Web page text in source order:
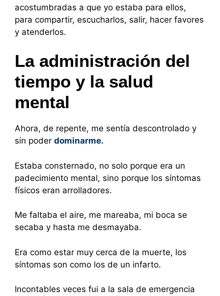
acostumbradas a que yo estaba para ellos,
para compartir, escucharlos, salir, hacer favores
y atenderlos.
La administración del
tiempo y la salud
mental
Ahora, de repente, me sentía descontrolado y
sin poder dominarme.
Estaba consternado, no solo porque era un
padecimiento mental, sino porque los síntomas
físicos eran arrolladores.
Me faltaba el aire, me mareaba, mi boca se
secaba y hasta me desmayaba.
Era como estar muy cerca de la muerte, los
síntomas son como los de un infarto.
Incontables veces fui a la sala de emergencia